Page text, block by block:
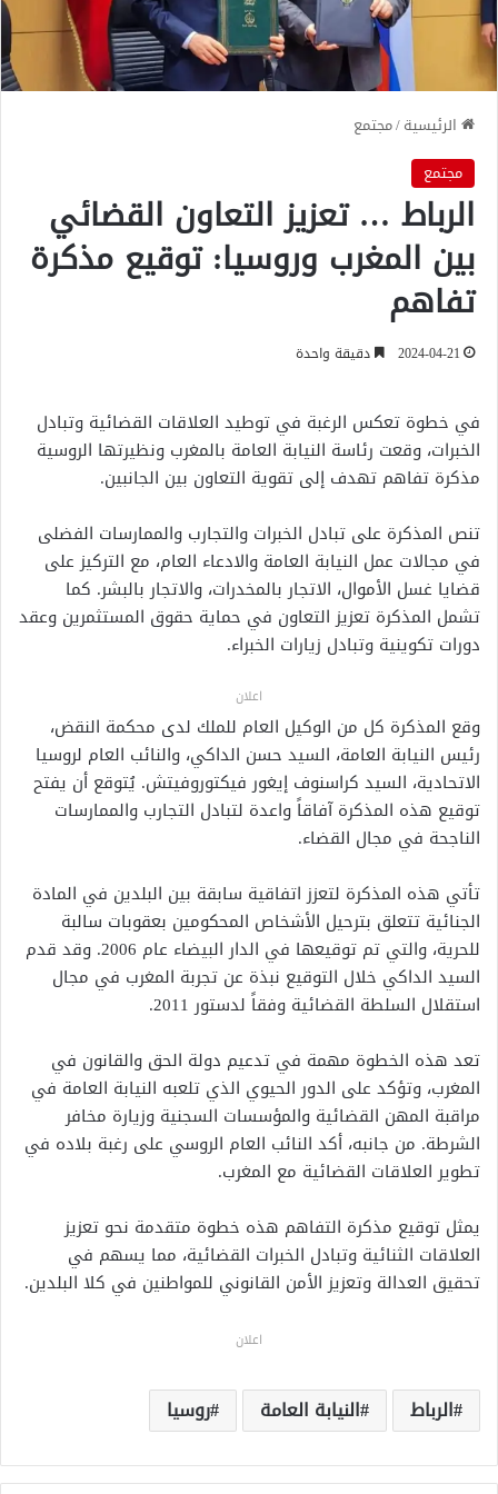
الرئيسية/مجتمع
مجتمع
الرباط … تعزيز التعاون القضائي
بين المغرب وروسيا: توقيع مذكرة
تفاهم
2024-04-21 دقيقة واحدة
في خطوة تعكس الرغبة في توطيد العلاقات القضائية وتبادل
الخبرات، وقعت رئاسة النيابة العامة بالمغرب ونظيرتها الروسية
مذكرة تفاهم تهدف إلى تقوية التعاون بين الجانبين.
تنص المذكرة على تبادل الخبرات والتجارب والممارسات الفضلى
في مجالات عمل النيابة العامة والادعاء العام، مع التركيز على
قضايا غسل الأموال، الاتجار بالمخدرات، والاتجار بالبشر. كما
تشمل المذكرة تعزيز التعاون في حماية حقوق المستثمرين وعقد
دورات تكوينية وتبادل زيارات الخبراء.
اعلان
وقع المذكرة كل من الوكيل العام للملك لدى محكمة النقض،
رئيس النيابة العامة، السيد حسن الداكي، والنائب العام لروسيا
الاتحادية، السيد كراسنوف إيغور فيكتوروفيتش. يُتوقع أن يفتح
توقيع هذه المذكرة آفاقاً واعدة لتبادل التجارب والممارسات
الناجحة في مجال القضاء.
تأتي هذه المذكرة لتعزز اتفاقية سابقة بين البلدين في المادة
الجنائية تتعلق بترحيل الأشخاص المحكومين بعقوبات سالبة
للحرية، والتي تم توقيعها في الدار البيضاء عام 2006. وقد قدم
السيد الداكي خلال التوقيع نبذة عن تجربة المغرب في مجال
استقلال السلطة القضائية وفقاً لدستور 2011.
تعد هذه الخطوة مهمة في تدعيم دولة الحق والقانون في
المغرب، وتؤكد على الدور الحيوي الذي تلعبه النيابة العامة في
مراقبة المهن القضائية والمؤسسات السجنية وزيارة مخافر
الشرطة. من جانبه، أكد النائب العام الروسي على رغبة بلاده في
تطوير العلاقات القضائية مع المغرب.
يمثل توقيع مذكرة التفاهم هذه خطوة متقدمة نحو تعزيز
العلاقات الثنائية وتبادل الخبرات القضائية، مما يسهم في
تحقيق العدالة وتعزيز الأمن القانوني للمواطنين في كلا البلدين.
اعلان
الرباط النيابة العامة روسيا